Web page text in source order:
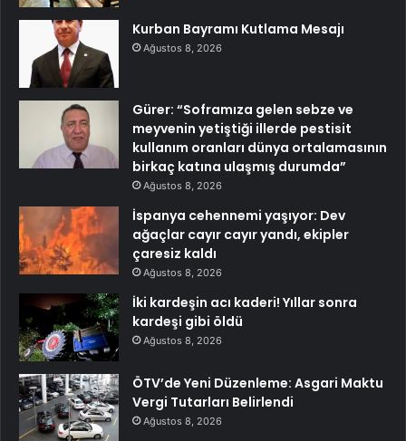
Kurban Bayramı Kutlama Mesajı
Ağustos 8, 2026
Gürer: “Soframıza gelen sebze ve
meyvenin yetiştiği illerde pestisit
kullanım oranları dünya ortalamasının
birkaç katına ulaşmış durumda”
Ağustos 8, 2026
İspanya cehennemi yaşıyor: Dev
ağaçlar cayır cayır yandı, ekipler
çaresiz kaldı
Ağustos 8, 2026
İki kardeşin acı kaderi! Yıllar sonra
kardeşi gibi öldü
Ağustos 8, 2026
ÖTV’de Yeni Düzenleme: Asgari Maktu
Vergi Tutarları Belirlendi
Ağustos 8, 2026